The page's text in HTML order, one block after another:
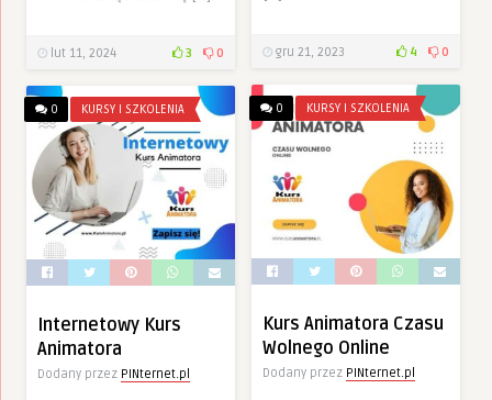
lut 11, 2024 3 0 gru 21, 2023 4 0
0 KURSY I SZKOLENIA
Kurs Animatora Czasu
Wolnego Online
Dodany przez PINternet.pl
0 KURSY I SZKOLENIA
Internetowy Kurs
Animatora
Dodany przez PINternet.pl